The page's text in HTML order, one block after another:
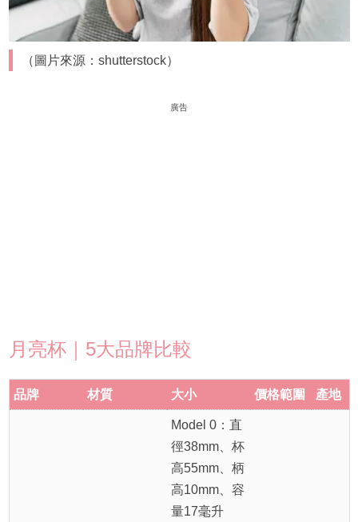
（圖片來源：shutterstock）
廣告
月亮杯｜5大品牌比較
品牌 材質 大小 價格範圍 產地
Model 0：直
徑38mm、杯
高55mm、柄
高10mm、容
量17毫升